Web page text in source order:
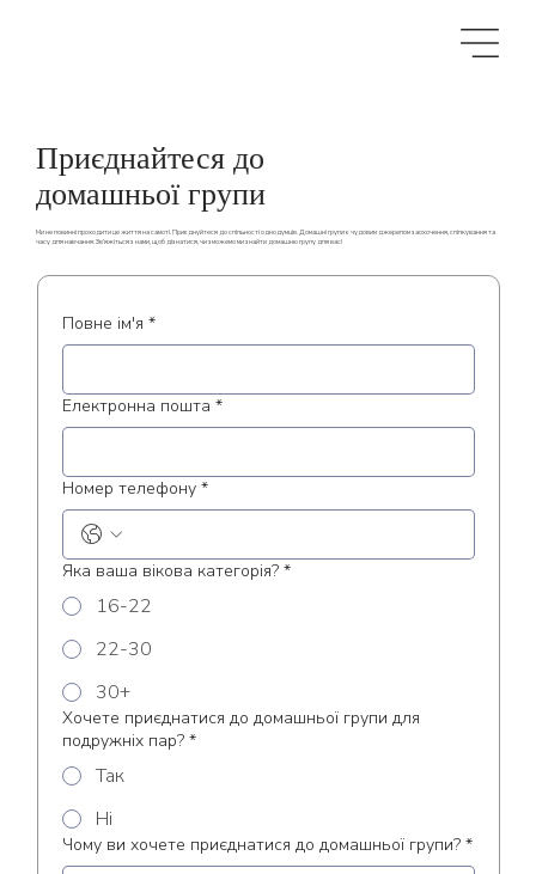
Приєднайтеся до
домашньої групи
Ми не повинні проходити це життя на самоті. Приєднуйтеся до спільності однодумців. Домашні групи є чудовим джерелом заохочення, спілкування та
часу для навчання. Зв’яжіться з нами, щоб дізнатися, чи зможемо ми знайти домашню групу для вас!
Повне ім'я *
Електронна пошта *
Номер телефону *
Яка ваша вікова категорія? *
16-22
22-30
30+
Хочете приєднатися до домашньої групи для
подружніх пар? *
Так
Ні
Чому ви хочете приєднатися до домашньої групи? *